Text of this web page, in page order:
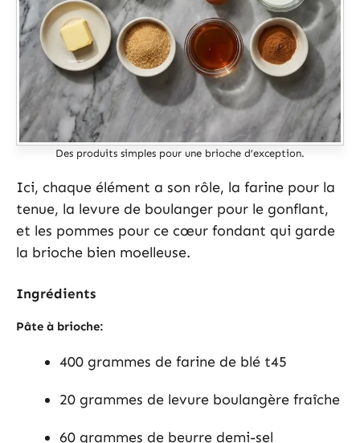
Des produits simples pour une brioche d’exception.
Ici, chaque élément a son rôle, la farine pour la
tenue, la levure de boulanger pour le gonflant,
et les pommes pour ce cœur fondant qui garde
la brioche bien moelleuse.
Ingrédients
Pâte à brioche:
400 grammes de farine de blé t45
20 grammes de levure boulangère fraîche
60 grammes de beurre demi-sel